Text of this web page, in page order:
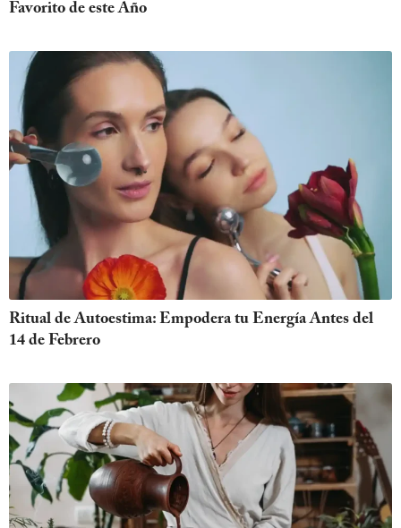
Favorito de este Año
Ritual de Autoestima: Empodera tu Energía Antes del
14 de Febrero